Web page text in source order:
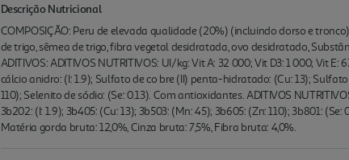
Descrição Nutricional
COMPOSIÇÃO: Peru de elevada qualidade (20%) (incluindo dorso e
de trigo, sêmea de trigo, fibra vegetal desidratada, ovo desidratado,
ADITIVOS: ADITIVOS NUTRITIVOS: UI/kg: Vit A: 32 000; Vit D3: 1 000; Vit
cálcio anidro: (I: 1.9); Sulfato de co bre (II) penta-hidratado: (Cu: 13);
110); Selenito de sódio: (Se: 0.13). Com antioxidantes. ADITIVOS
3b202: (I: 1.9); 3b405: (Cu: 13); 3b503: (Mn: 45); 3b605: (Zn: 110); 3b801:
Matéria gorda bruta: 12,0%, Cinza bruta: 7,5%, Fibra bruta: 4,0%.